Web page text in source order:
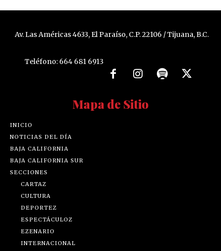
Av. Las Américas 4633, El Paraíso, C.P. 22106 / Tijuana, B.C.
Teléfono: 664 681 6913
Mapa de Sitio
INICIO
NOTICIAS DEL DÍA
BAJA CALIFORNIA
BAJA CALIFORNIA SUR
SECCIONES
CARTAZ
CULTURA
DEPORTEZ
ESPECTÁCULOZ
EZENARIO
INTERNACIONAL